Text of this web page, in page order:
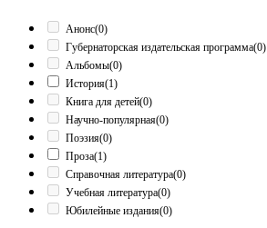
Анонс(0)
Губернаторская издательская программа(0)
Альбомы(0)
История(1)
Книга для детей(0)
Научно-популярная(0)
Поэзия(0)
Проза(1)
Справочная литература(0)
Учебная литература(0)
Юбилейные издания(0)